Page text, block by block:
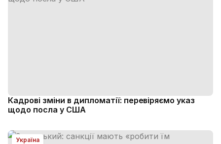
Кадрові зміни в дипломатії: перевіряємо указ
щодо посла у США
Україна